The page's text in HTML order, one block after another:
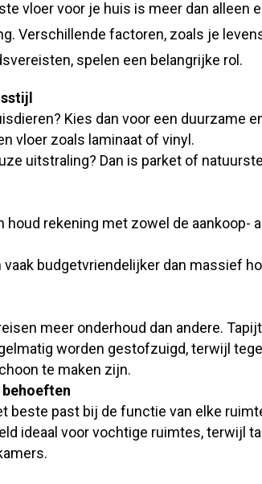
vloer voor je huis is meer dan alleen
Verschillende factoren, zoals je
spelen een belangrijke rol.
Kies dan voor een duurzame
vloer zoals laminaat of vinyl.
uitstraling? Dan is parket of
houd rekening met zowel de aankoop-
vaak budgetvriendelijker dan massief
meer onderhoud dan andere. Tapijt
worden gestofzuigd, terwijl
te maken zijn.
beste past bij de functie van elke
ideaal voor vochtige ruimtes, terwijl